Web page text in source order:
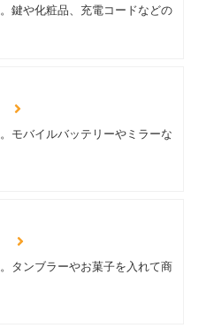
鍵や化粧品、充電コードなどの
モバイルバッテリーやミラーな
タンブラーやお菓子を入れて商